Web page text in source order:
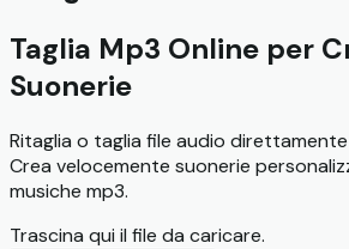
Taglia Mp3 Online per
Suonerie
Ritaglia o taglia file audio
Crea velocemente suonerie
musiche mp3.
Trascina qui il file da caricare.